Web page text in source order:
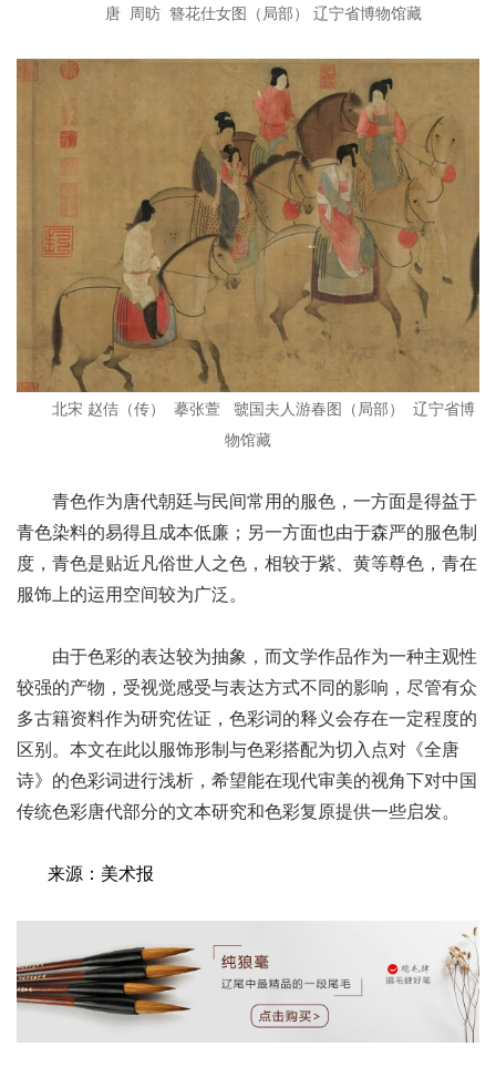
唐 周昉 簪花仕女图（局部） 辽宁省博物馆藏
北宋 赵佶（传） 摹张萱 虢国夫人游春图（局部） 辽宁省博
物馆藏
青色作为唐代朝廷与民间常用的服色，一方面是得益于
青色染料的易得且成本低廉；另一方面也由于森严的服色制
度，青色是贴近凡俗世人之色，相较于紫、黄等尊色，青在
服饰上的运用空间较为广泛。
由于色彩的表达较为抽象，而文学作品作为一种主观性
较强的产物，受视觉感受与表达方式不同的影响，尽管有众
多古籍资料作为研究佐证，色彩词的释义会存在一定程度的
区别。本文在此以服饰形制与色彩搭配为切入点对《全唐
诗》的色彩词进行浅析，希望能在现代审美的视角下对中国
传统色彩唐代部分的文本研究和色彩复原提供一些启发。
来源：美术报